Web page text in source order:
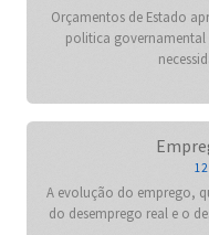
Orçamentos de Estado
politica governamental
12
A evolução do emprego,
do desemprego real e o